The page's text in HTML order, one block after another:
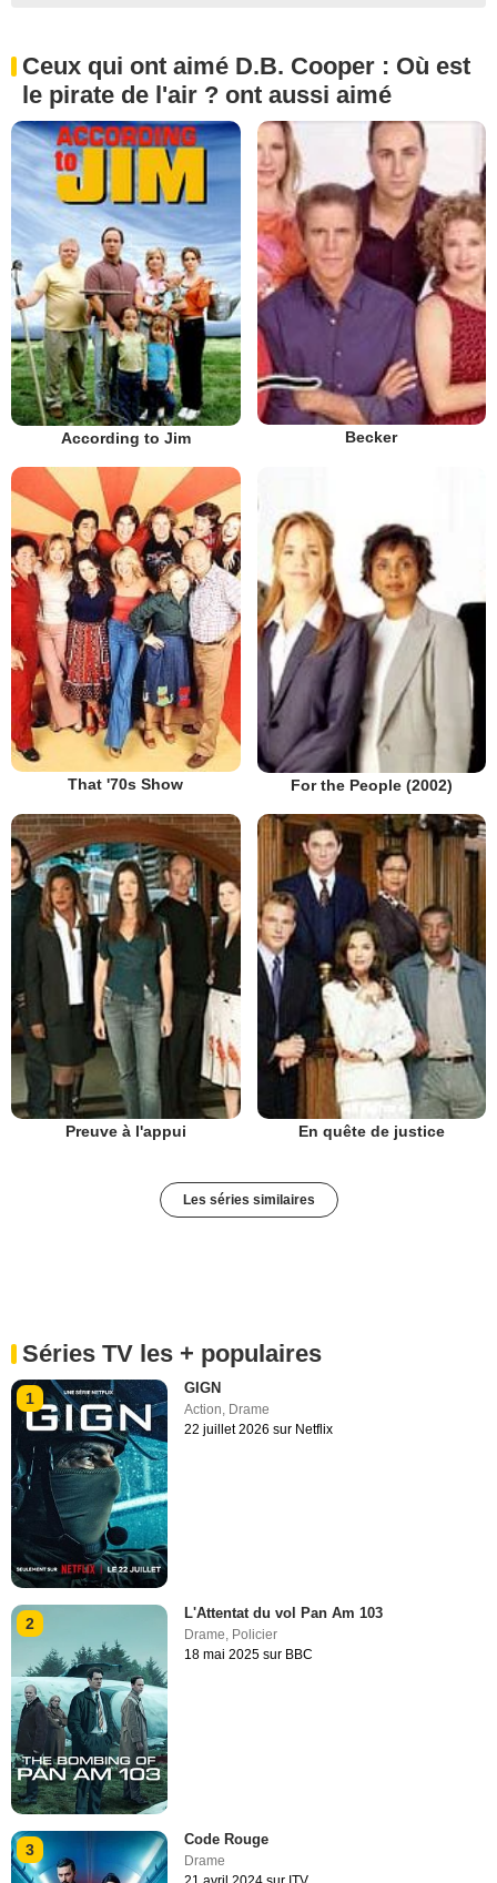
Ceux qui ont aimé D.B. Cooper : Où est
le pirate de l'air ? ont aussi aimé
According to Jim Becker
That '70s Show For the People (2002)
Preuve à l'appui En quête de justice
Les séries similaires
Séries TV les + populaires
1
GIGN
Action, Drame
22 juillet 2026 sur Netflix
2
L'Attentat du vol Pan Am 103
Drame, Policier
18 mai 2025 sur BBC
3
Code Rouge
Drame